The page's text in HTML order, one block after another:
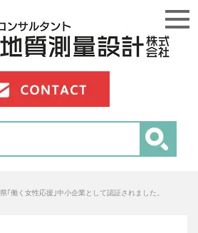
県｢働く女性応援｣中小企業として認証されました。